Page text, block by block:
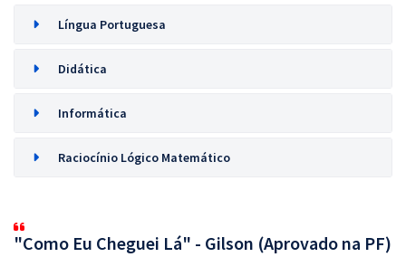
Língua Portuguesa
Didática
Informática
Raciocínio Lógico Matemático
"Como Eu Cheguei Lá" - Gilson (Aprovado na PF)